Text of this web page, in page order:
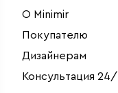
О Minimir
Покупателю
Дизайнерам
Консультация